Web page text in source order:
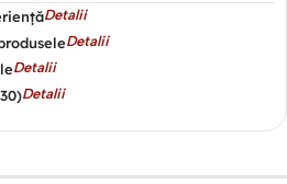
Detalii
Detalii
Detalii
Detalii